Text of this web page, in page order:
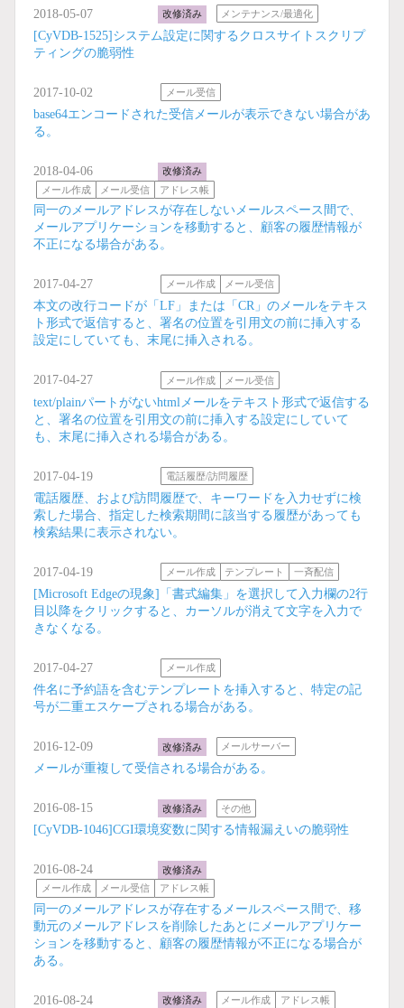
2018-05-07 改修済み メンテナンス/最適化
[CyVDB-1525]システム設定に関するクロスサイトスクリプ
ティングの脆弱性
2017-10-02 メール受信
base64エンコードされた受信メールが表示できない場合があ
る。
2018-04-06
改修済み
メール作成
メール受信 アドレス帳
同一のメールアドレスが存在しないメールスペース間で、
メールアプリケーションを移動すると、顧客の履歴情報が
不正になる場合がある。
2017-04-27 メール作成 メール受信
本文の改行コードが「LF」または「CR」のメールをテキス
ト形式で返信すると、署名の位置を引用文の前に挿入する
設定にしていても、末尾に挿入される。
2017-04-27 メール作成 メール受信
text/plainパートがないhtmlメールをテキスト形式で返信する
と、署名の位置を引用文の前に挿入する設定にしていて
も、末尾に挿入される場合がある。
2017-04-19 電話履歴/訪問履歴
電話履歴、および訪問履歴で、キーワードを入力せずに検
索した場合、指定した検索期間に該当する履歴があっても
検索結果に表示されない。
2017-04-19 メール作成 テンプレート 一斉配信
[Microsoft Edgeの現象]「書式編集」を選択して入力欄の2行
目以降をクリックすると、カーソルが消えて文字を入力で
きなくなる。
2017-04-27 メール作成
件名に予約語を含むテンプレートを挿入すると、特定の記
号が二重エスケープされる場合がある。
2016-12-09 改修済み メールサーバー
メールが重複して受信される場合がある。
2016-08-15 改修済み その他
[CyVDB-1046]CGI環境変数に関する情報漏えいの脆弱性
2016-08-24
改修済み
メール作成
メール受信 アドレス帳
同一のメールアドレスが存在するメールスペース間で、移
動元のメールアドレスを削除したあとにメールアプリケー
ションを移動すると、顧客の履歴情報が不正になる場合が
ある。
2016-08-24 改修済み メール作成 アドレス帳